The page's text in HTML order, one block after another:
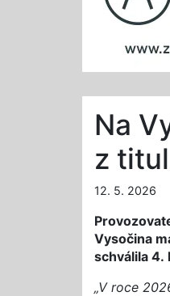
Na
z
12. 5. 2026
Vysočina
schválila 4.
„V roce